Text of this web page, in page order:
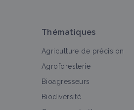
Thématiques
Agriculture de précision
Agroforesterie
Bioagresseurs
Biodiversité